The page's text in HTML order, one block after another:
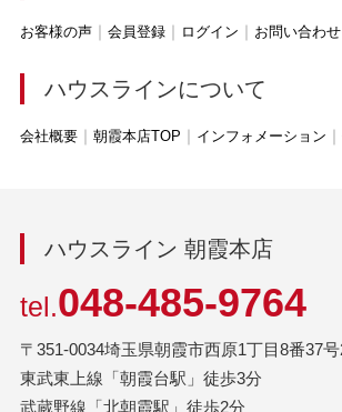
お客様の声 会員登録 ログイン お問い合わせ
ハウスラインについて
会社概要 朝霞本店TOP インフォメーション
ハウスライン 朝霞本店
tel.048-485-9764
〒351-0034埼玉県朝霞市西原1丁目8番37
東武東上線「朝霞台駅」徒歩3分
武蔵野線「北朝霞駅」徒歩2分